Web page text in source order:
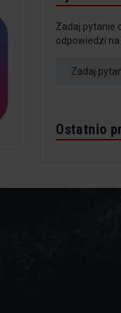
Zadaj pytanie
odpowiedzi na
Zadaj
Ostatnio